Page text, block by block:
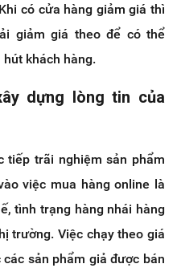
có cửa hàng giảm giá thì
giảm giá theo để có thể
khách hàng.
dựng lòng tin của
tiếp trãi nghiệm sản phẩm
việc mua hàng online là
tình trạng hàng nhái hàng
trường. Việc chạy theo giá
sản phẩm giả được bán